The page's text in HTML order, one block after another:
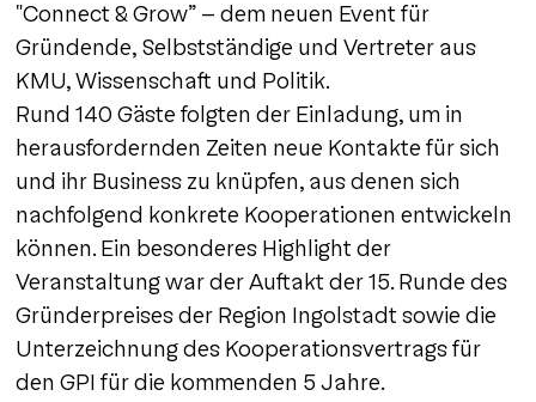
"Connect & Grow” – dem neuen Event für
Gründende, Selbstständige und Vertreter aus
KMU, Wissenschaft und Politik.
Rund 140 Gäste folgten der Einladung, um in
herausfordernden Zeiten neue Kontakte für sich
und ihr Business zu knüpfen, aus denen sich
nachfolgend konkrete Kooperationen entwickeln
können. Ein besonderes Highlight der
Veranstaltung war der Auftakt der 15. Runde des
Gründerpreises der Region Ingolstadt sowie die
Unterzeichnung des Kooperationsvertrags für
den GPI für die kommenden 5 Jahre.